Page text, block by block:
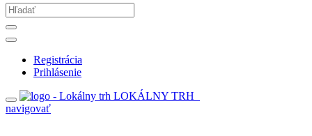
Registrácia
Prihlásenie
LOKÁLNY TRH
navigovať